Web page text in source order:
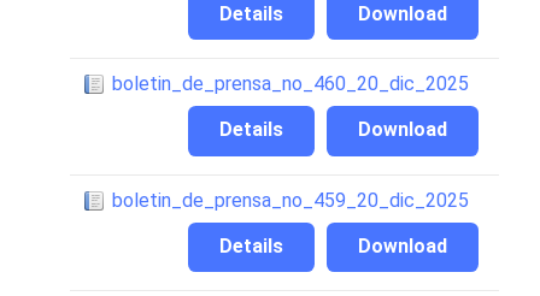
Download
Details
boletin_de_prensa_no_460_20_dic_2025
Download
Details
boletin_de_prensa_no_459_20_dic_2025
Download
Details